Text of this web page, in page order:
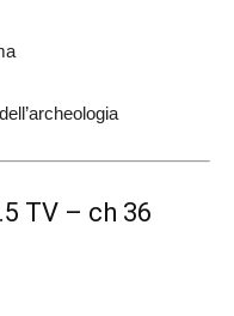
TV – ch 36